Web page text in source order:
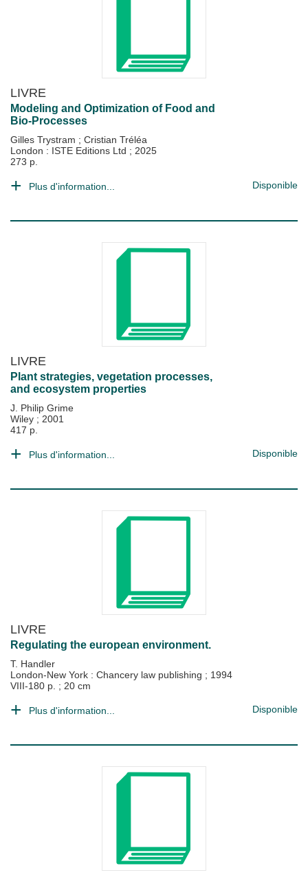
LIVRE
Modeling and Optimization of Food and
Bio-Processes
Gilles Trystram ; Cristian Tréléa
London : ISTE Editions Ltd ; 2025
273 p.
Plus d'information... Disponible
LIVRE
Plant strategies, vegetation processes,
and ecosystem properties
J. Philip Grime
Wiley ; 2001
417 p.
Plus d'information... Disponible
LIVRE
Regulating the european environment.
T. Handler
London-New York : Chancery law publishing ; 1994
VIII-180 p. ; 20 cm
Plus d'information... Disponible